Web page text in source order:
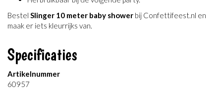
Bestel Slinger 10 meter baby shower bij Confettifeest.nl en
maak er iets kleurrijks van.
Specificaties
Artikelnummer
60957